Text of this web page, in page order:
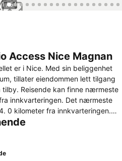
1 / 54
Access Nice Magnan
er i Nice. Med sin beliggenhet
tillater eiendommen lett tilgang
Reisende kan finne nærmeste
innkvarteringen. Det nærmeste
0 kilometer fra innkvarteringen.
meter fra nærmeste strand. Totalt
for å imøtekomme besøkende på
Access Nice Magnan ble
trådløs internettforbindelse på